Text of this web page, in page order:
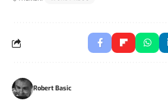
Robert Basic